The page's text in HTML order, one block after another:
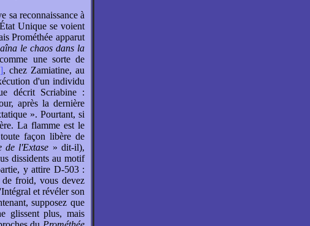
sa reconnaissance à
Unique se voient
Prométhée apparut
le chaos dans la
une sorte de
, chez Zamiatine, au
d'un individu
décrit Scriabine :
après la dernière
». Pourtant, si
La flamme est le
façon libère de
de l'Extase » dit-il),
dissidents au motif
y attire D-503 :
froid, vous devez
et révéler son
supposez que
glissent plus, mais